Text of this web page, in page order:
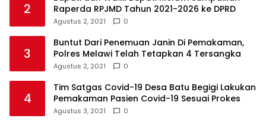
2
Raperda RPJMD Tahun 2021-2026 ke DPRD
Agustus 2, 2021 0
3
Buntut Dari Penemuan Janin Di Pemakaman,
Polres Melawi Telah Tetapkan 4 Tersangka
Agustus 2, 2021 0
4
Tim Satgas Covid-19 Desa Batu Begigi Lakukan
Pemakaman Pasien Covid-19 Sesuai Prokes
Agustus 3, 2021 0